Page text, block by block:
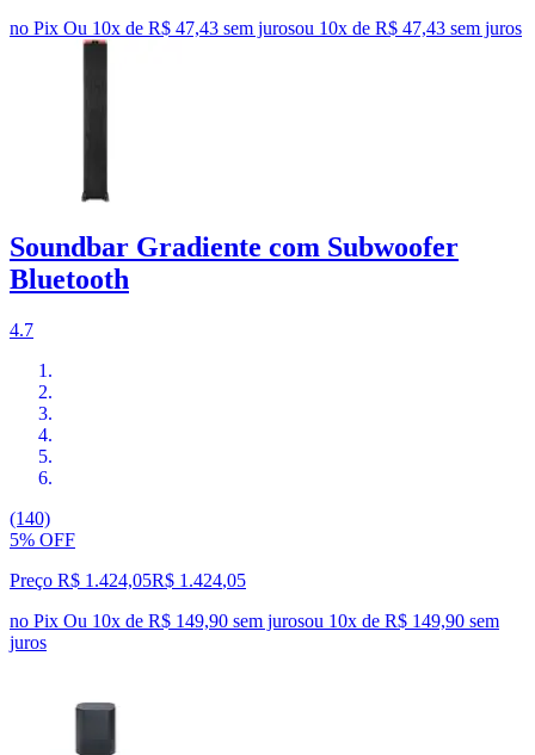
no Pix Ou 10x de R$ 47,43 sem jurosou 10x de R$ 47,43 sem juros
Soundbar Gradiente com Subwoofer
Bluetooth
4.7
(140)
5% OFF
Preço R$ 1.424,05R$ 1.424,05
no Pix Ou 10x de R$ 149,90 sem jurosou 10x de R$ 149,90 sem
juros